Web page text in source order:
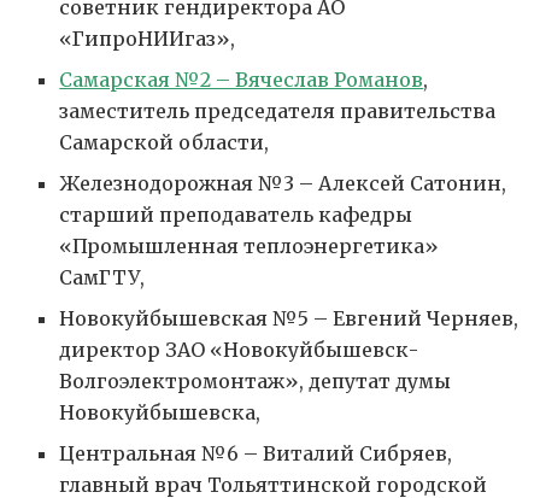
советник гендиректора АО
«ГипроНИИгаз»,
Самарская №2 – Вячеслав Романов,
заместитель председателя правительства
Самарской области,
Железнодорожная №3 – Алексей Сатонин,
старший преподаватель кафедры
«Промышленная теплоэнергетика»
СамГТУ,
Новокуйбышевская №5 – Евгений Черняев,
директор ЗАО «Новокуйбышевск-
Волгоэлектромонтаж», депутат думы
Новокуйбышевска,
Центральная №6 – Виталий Сибряев,
главный врач Тольяттинской городской